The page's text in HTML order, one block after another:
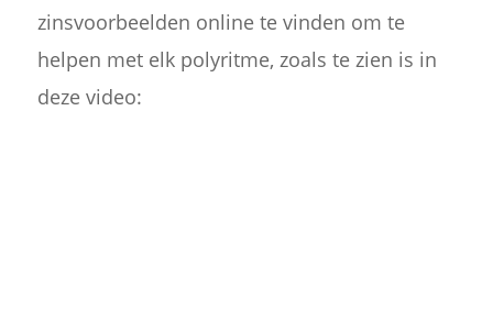
zinsvoorbeelden online te vinden om te
helpen met elk polyritme, zoals te zien is in
deze video: